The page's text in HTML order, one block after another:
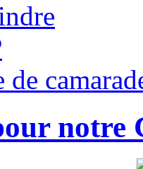
de
notre